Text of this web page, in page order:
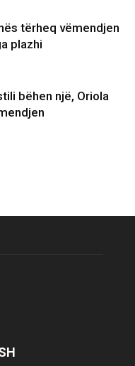
tërheq vëmendjen
plazhi
bëhen një, Oriola